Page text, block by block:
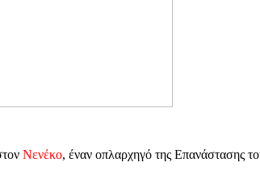
Νενέκο, έναν οπλαρχηγό της Επανάστασης